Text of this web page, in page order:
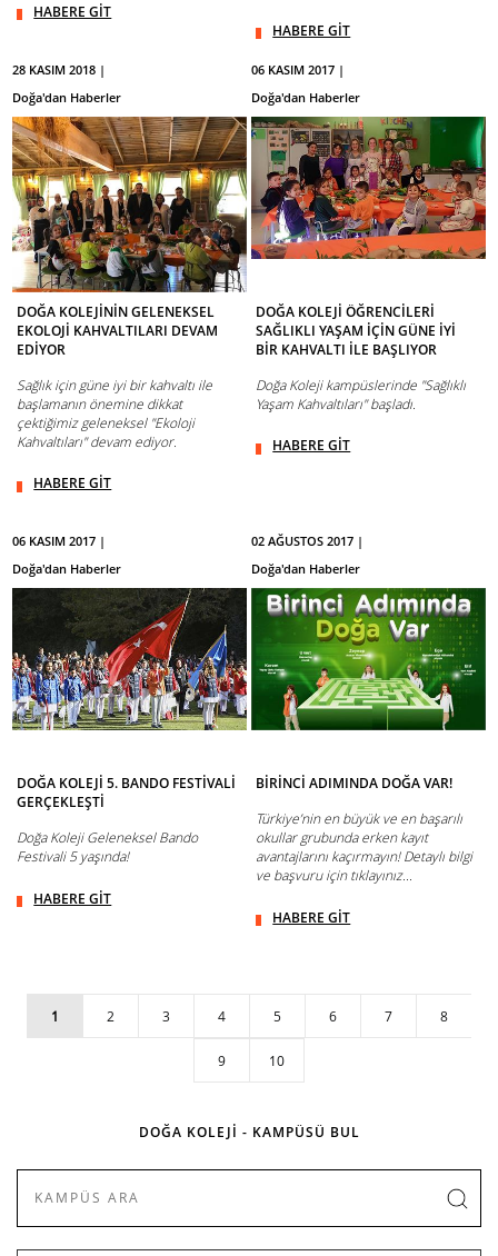
HABERE GİT
HABERE GİT
28 KASIM 2018 |
Doğa'dan Haberler
DOĞA KOLEJİNİN GELENEKSEL
EKOLOJİ KAHVALTILARI DEVAM
EDİYOR
Sağlık için güne iyi bir kahvaltı ile
başlamanın önemine dikkat
çektiğimiz geleneksel "Ekoloji
Kahvaltıları" devam ediyor.
HABERE GİT
06 KASIM 2017 |
Doğa'dan Haberler
DOĞA KOLEJİ ÖĞRENCİLERİ
SAĞLIKLI YAŞAM İÇİN GÜNE İYİ
BİR KAHVALTI İLE BAŞLIYOR
Doğa Koleji kampüslerinde "Sağlıklı
Yaşam Kahvaltıları" başladı.
HABERE GİT
06 KASIM 2017 |
Doğa'dan Haberler
DOĞA KOLEJİ 5. BANDO FESTİVALİ
GERÇEKLEŞTİ
Doğa Koleji Geleneksel Bando
Festivali 5 yaşında!
HABERE GİT
02 AĞUSTOS 2017 |
Doğa'dan Haberler
BİRİNCİ ADIMINDA DOĞA VAR!
Türkiye’nin en büyük ve en başarılı
okullar grubunda erken kayıt
avantajlarını kaçırmayın! Detaylı bilgi
ve başvuru için tıklayınız...
HABERE GİT
1 2 3 4 5 6 7 8
9 10
DOĞA KOLEJİ - KAMPÜSÜ BUL